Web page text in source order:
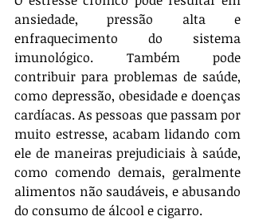
ansiedade, pressão alta e
enfraquecimento do sistema
imunológico. Também pode
contribuir para problemas de saúde,
como depressão, obesidade e doenças
cardíacas. As pessoas que passam por
muito estresse, acabam lidando com
ele de maneiras prejudiciais à saúde,
como comendo demais, geralmente
alimentos não saudáveis, e abusando
do consumo de álcool e cigarro.